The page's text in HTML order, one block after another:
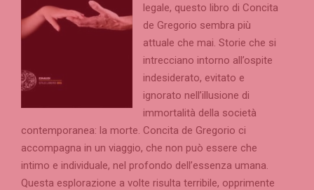
legale, questo libro di Concita
de Gregorio sembra più
attuale che mai. Storie che si
intrecciano intorno all’ospite
indesiderato, evitato e
ignorato nell’illusione di
immortalità della società
contemporanea: la morte. Concita de Gregorio ci
accompagna in un viaggio, che non può essere che
intimo e individuale, nel profondo dell’essenza umana.
Questa esplorazione a volte risulta terribile, opprimente